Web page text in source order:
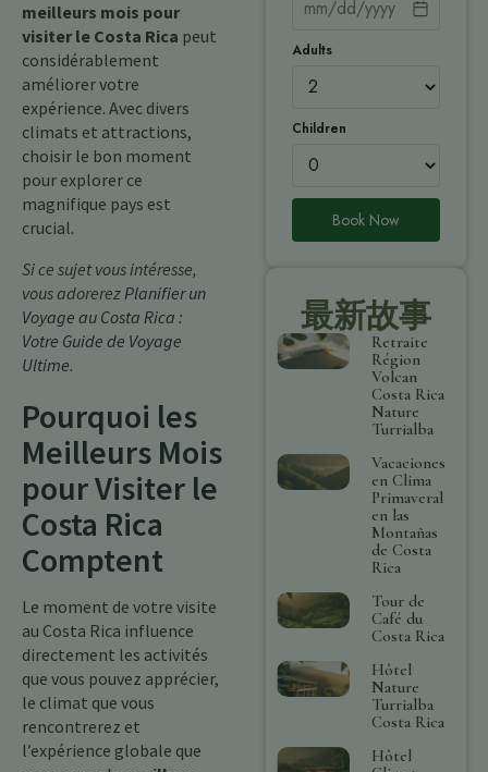
meilleurs mois pour
visiter le Costa Rica peut
considérablement
améliorer votre
expérience. Avec divers
climats et attractions,
choisir le bon moment
pour explorer ce
magnifique pays est
crucial.
Si ce sujet vous intéresse,
vous adorerezPlanifier un
Voyage au Costa Rica :
Votre Guide de Voyage
Ultime.
Pourquoi les
Meilleurs Mois
pour Visiter le
Costa Rica
Comptent
Le moment de votre visite
au Costa Rica influence
directement les activités
que vous pouvez apprécier,
le climat que vous
rencontrerez et
l’expérience globale que
Adults
Children
Book Now
最新故事
Retraite
Région
Volcan
Costa Rica
Nature
Turrialba
Vacaciones
en Clima
Primaveral
en las
Montañas
de Costa
Rica
Tour de
Café du
Costa Rica
Hôtel
Nature
Turrialba
Costa Rica
Hôtel